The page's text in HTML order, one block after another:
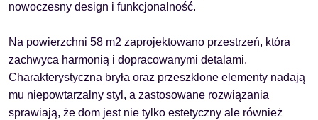
nowoczesny design i funkcjonalność.
Na powierzchni 58 m2 zaprojektowano przestrzeń, która
zachwyca harmonią i dopracowanymi detalami.
Charakterystyczna bryła oraz przeszklone elementy nadają
mu niepowtarzalny styl, a zastosowane rozwiązania
sprawiają, że dom jest nie tylko estetyczny ale również